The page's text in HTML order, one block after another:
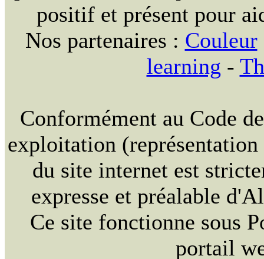
positif et présent pour
Nos partenaires : Couleur
learning -
Conformément au Code
exploitation
du site internet est
expresse et préalable
Ce site fonctionne sous
portail